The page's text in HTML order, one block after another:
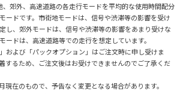
郊外、高速道路の各走行モードを平均的な使用時間配分
ードです。市街地モードは、信号や渋滞等の影響を受け
し、郊外モードは、信号や渋滞等の影響をあまり受けな
ードは、高速道路等での走行を想定しています。
および「パックオプション」はご注文時に申し受けま
するため、ご注文後はお受けできませんのでご了承くだ
在のもので、予告なく変更となる場合があります。